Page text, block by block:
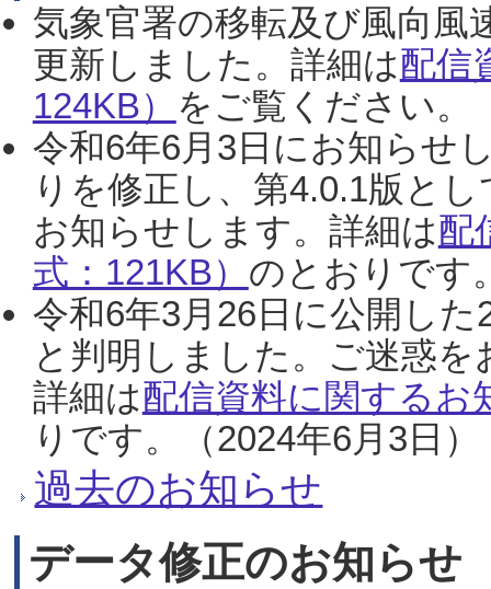
気象官署の移転及び風向風
更新しました。詳細は配信
124KB） をご覧ください。
令和6年6月3日にお知らせ
りを修正し、第4.0.1版と
お知らせします。詳細は配
式：121KB） のとおりです
令和6年3月26日に公開し
と判明しました。ご迷惑
詳細は配信資料に関するお
りです。（2024年6月3日）
過去のお知らせ
データ修正のお知らせ